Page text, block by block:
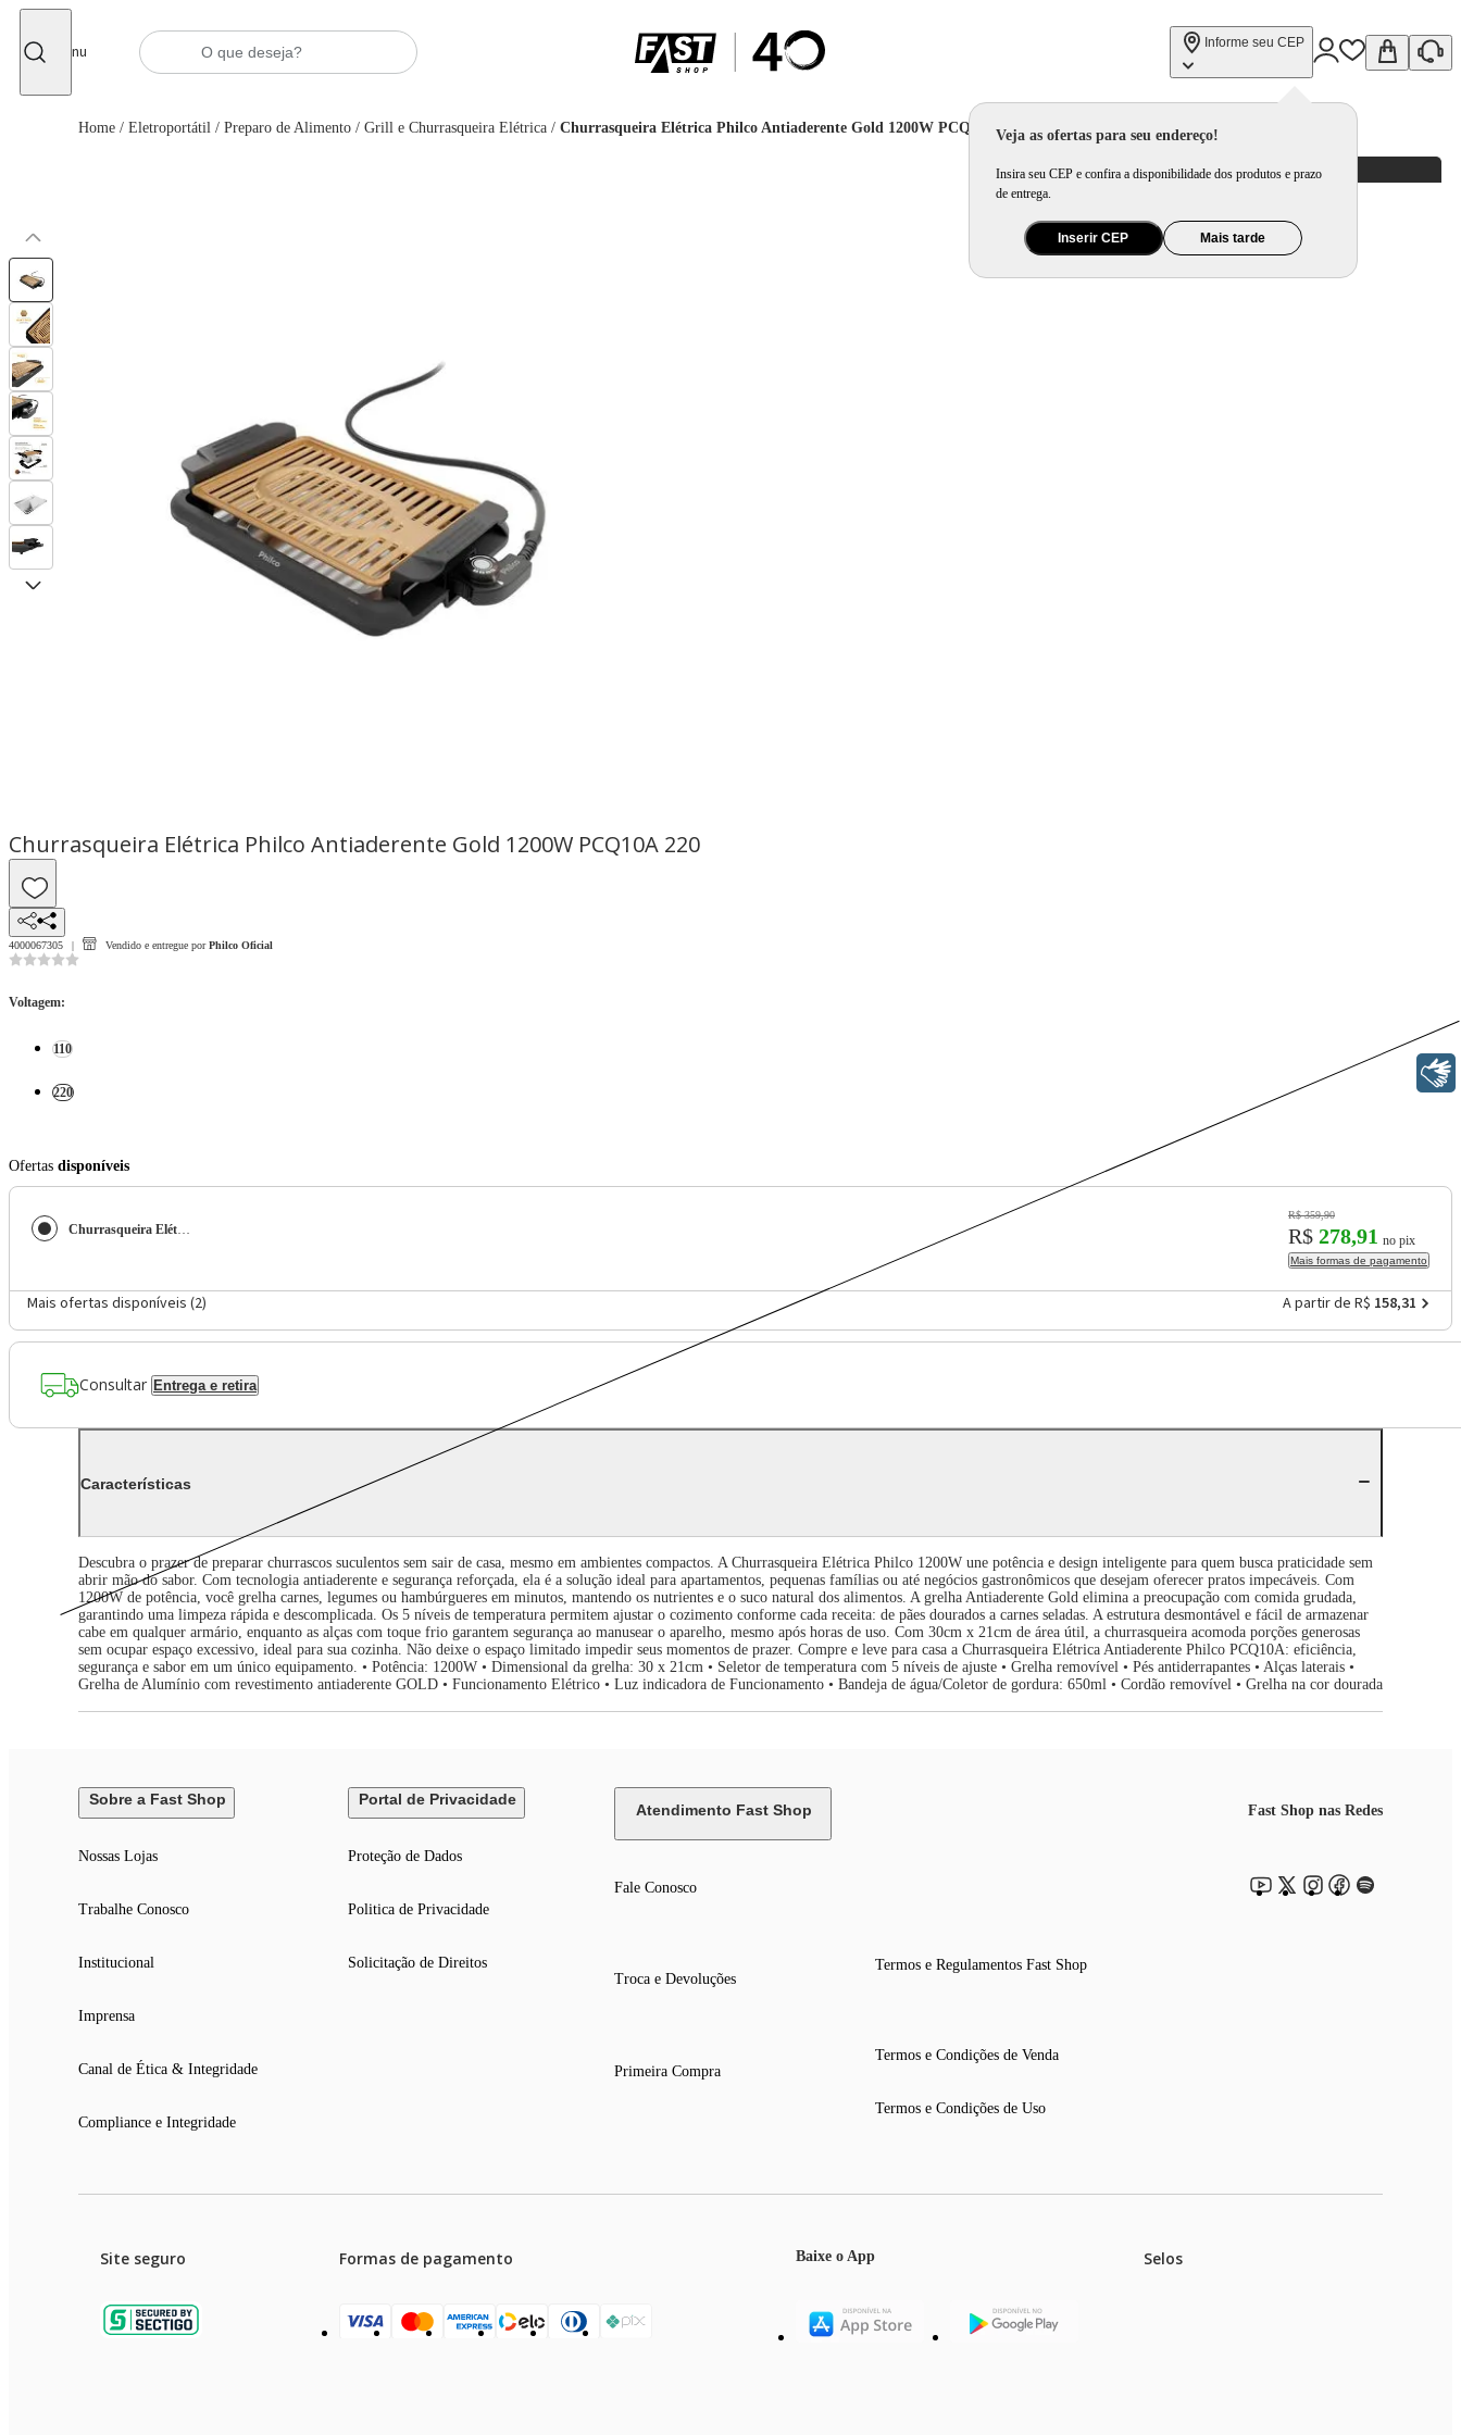
Menu
Informe seu CEP
Veja as ofertas para seu endereço!
Insira seu CEP e confira a disponibilidade dos produtos e prazo
de entrega.
Inserir CEP Mais tarde
Home / Eletroportátil / Preparo de Alimento / Grill e Churrasqueira Elétrica / Churrasqueira Elétrica Philco Antiaderente Gold 1200W PCQ10A
Churrasqueira Elétrica Philco Antiaderente Gold 1200W PCQ10A 220
4000067305 Vendido e entregue por Philco Oficial
Voltagem:
110
220
Ofertas disponíveis
Churrasqueira Elétrica Philco Antiaderente Gold 1200W PCQ10A
R$ 359,90
R$ 278,91 no pix
Mais formas de pagamento
Mais ofertas disponíveis (2) A partir de R$ 158,31
Consultar Entrega e retira
Características
Descubra o prazer de preparar churrascos suculentos sem sair de casa, mesmo em ambientes compactos. A Churrasqueira Elétrica Philco 1200W une potência e design inteligente para quem busca praticidade sem
abrir mão do sabor. Com tecnologia antiaderente e segurança reforçada, ela é a solução ideal para apartamentos, pequenas famílias ou até negócios gastronômicos que desejam oferecer pratos impecáveis. Com
1200W de potência, você grelha carnes, legumes ou hambúrgueres em minutos, mantendo os nutrientes e o suco natural dos alimentos. A grelha Antiaderente Gold elimina a preocupação com comida grudada,
garantindo uma limpeza rápida e descomplicada. Os 5 níveis de temperatura permitem ajustar o cozimento conforme cada receita: de pães dourados a carnes seladas. A estrutura desmontável e fácil de armazenar
cabe em qualquer armário, enquanto as alças com toque frio garantem segurança ao manusear o aparelho, mesmo após horas de uso. Com 30cm x 21cm de área útil, a churrasqueira acomoda porções generosas
sem ocupar espaço excessivo, ideal para sua cozinha. Não deixe o espaço limitado impedir seus momentos de prazer. Compre e leve para casa a Churrasqueira Elétrica Antiaderente Philco PCQ10A: eficiência,
segurança e sabor em um único equipamento. • Potência: 1200W • Dimensional da grelha: 30 x 21cm • Seletor de temperatura com 5 níveis de ajuste • Grelha removível • Pés antiderrapantes • Alças laterais •
Grelha de Alumínio com revestimento antiaderente GOLD • Funcionamento Elétrico • Luz indicadora de Funcionamento • Bandeja de água/Coletor de gordura: 650ml • Cordão removível • Grelha na cor dourada
Sobre a Fast Shop
Nossas Lojas
Trabalhe Conosco
Institucional
Imprensa
Canal de Ética & Integridade
Compliance e Integridade
Portal de Privacidade
Proteção de Dados
Politica de Privacidade
Solicitação de Direitos
Atendimento Fast Shop
Fale Conosco
Troca e Devoluções
Primeira Compra
Termos e Regulamentos Fast Shop
Termos e Condições de Venda
Termos e Condições de Uso
Fast Shop nas Redes
Site seguro Formas de pagamento Baixe o App Selos
Libras